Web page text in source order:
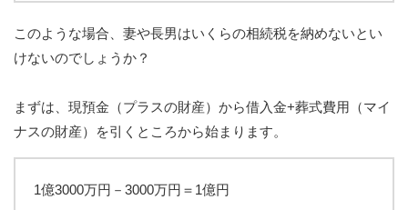
このような場合、妻や長男はいくらの相続税を納めないとい
けないのでしょうか？
まずは、現預金（プラスの財産）から借入金+葬式費用（マイ
ナスの財産）を引くところから始まります。
1億3000万円－3000万円＝1億円